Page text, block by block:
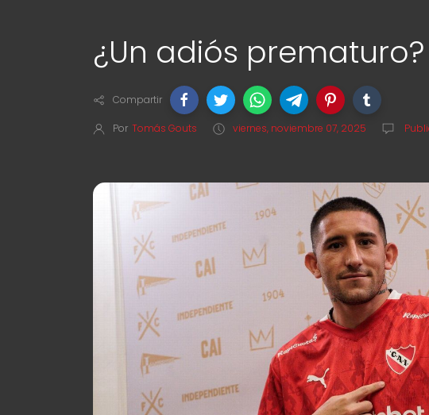
¿Un adiós prematuro?
Compartir
Por Tomás Gouts viernes, noviembre 07, 2025